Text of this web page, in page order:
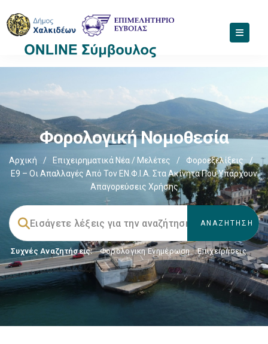
Φορολογική Νομοθεσία
Αρχική / Επιχειρηματικά Νέα / Μελέτες / Φοροεξελίξεις
/
Ε9 – Οι Απαλλαγές Από Τον ΕΝ.Φ.Ι.Α. Στα Ακίνητα Που Υπάρχουν
Απαγορεύσεις Χρήσης
Συχνές Αναζητήσεις: Φορολογικη Ενημέρωση, Επιχειρήσεις